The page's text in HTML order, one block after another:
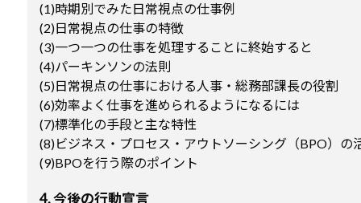
(1)時期別でみた日常視点の仕事例
(2)日常視点の仕事の特徴
(3)一つ一つの仕事を処理することに終始すると
(4)パーキンソンの法則
(5)日常視点の仕事における人事・総務部課長の役割
(6)効率よく仕事を進められるようになるには
(7)標準化の手段と主な特性
(8)ビジネス・プロセス・アウトソーシング（BPO）の
(9)BPOを行う際のポイント
4. 今後の行動宣言